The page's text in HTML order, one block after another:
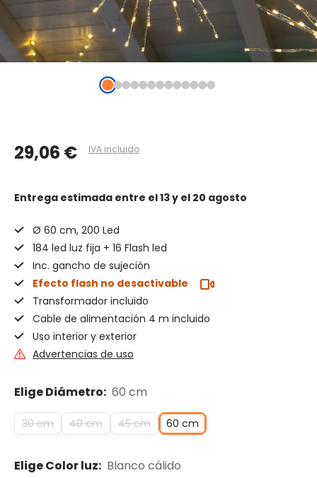
29,06 € IVA incluido
Entrega estimada entre el 13 y el 20 agosto
Ø 60 cm, 200 Led
184 led luz fija + 16 Flash led
Inc. gancho de sujeción
Efecto flash no desactivable
Transformador incluido
Cable de alimentación 4 m incluido
Uso interior y exterior
Advertencias de uso
Elige Diámetro: 60 cm
30 cm 40 cm 45 cm 60 cm
Elige Color luz: Blanco cálido